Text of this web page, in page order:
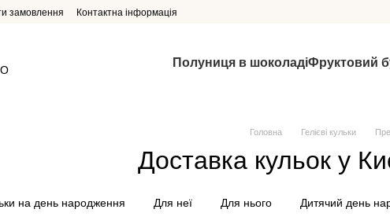
замовлення Контактна інформація
Полуниця в шоколадіФруктовий
Головна Гелієві кульки
Доставка кульок у
на день народження Для неї Для нього Дитячий день